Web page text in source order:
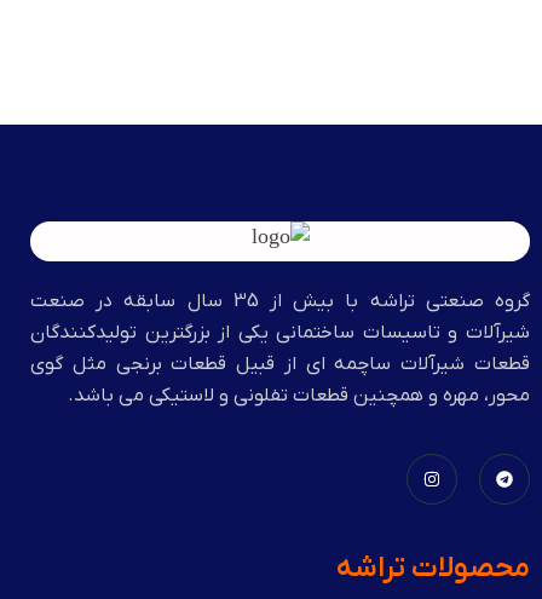
گروه صنعتي تراشه با بيش از 35 سال سابقه در صنعت
شیرآلات و تاسیسات ساختمانی یکی از بزرگترین تولیدکنندگان
قطعات شیرآلات ساچمه ای از قبیل قطعات برنجی مثل گوی
محور، مهره و همچنین قطعات تفلونی و لاستیکی می باشد.
محصولات تراشه